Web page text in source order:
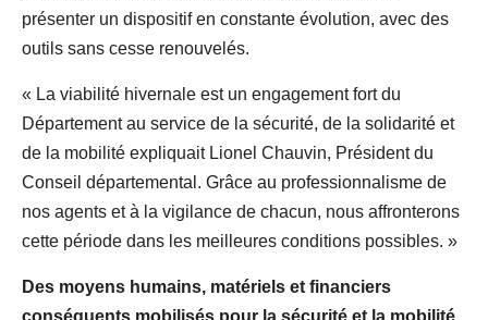
présenter un dispositif en constante évolution, avec des
outils sans cesse renouvelés.
« La viabilité hivernale est un engagement fort du
Département au service de la sécurité, de la solidarité et
de la mobilité expliquait Lionel Chauvin, Président du
Conseil départemental. Grâce au professionnalisme de
nos agents et à la vigilance de chacun, nous affronterons
cette période dans les meilleures conditions possibles. »
Des moyens humains, matériels et financiers
conséquents mobilisés pour la sécurité et la mobilité